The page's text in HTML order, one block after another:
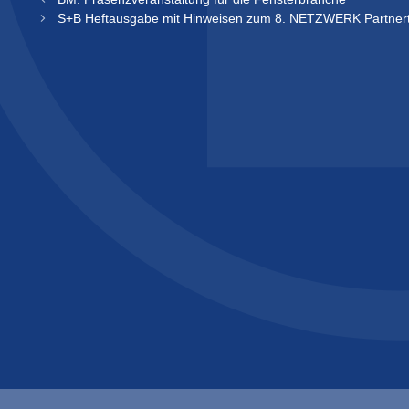
S+B Heftausgabe mit Hinweisen zum 8. NETZWERK